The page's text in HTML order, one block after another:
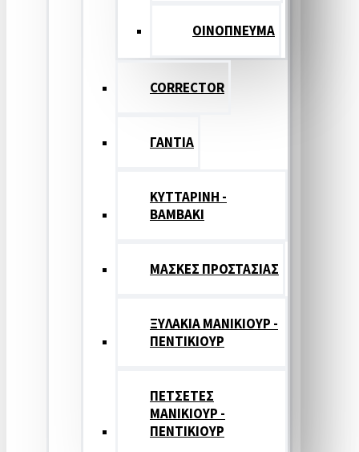
ΟΙΝΟΠΝΕΥΜΑ
CORRECTOR
ΓΑΝΤΙΑ
ΚΥΤΤΑΡΙΝΗ -
ΒΑΜΒΑΚΙ
ΜΑΣΚΕΣ ΠΡΟΣΤΑΣΙΑΣ
ΞΥΛΑΚΙΑ ΜΑΝΙΚΙΟΥΡ -
ΠΕΝΤΙΚΙΟΥΡ
ΠΕΤΣΕΤΕΣ
ΜΑΝΙΚΙΟΥΡ -
ΠΕΝΤΙΚΙΟΥΡ